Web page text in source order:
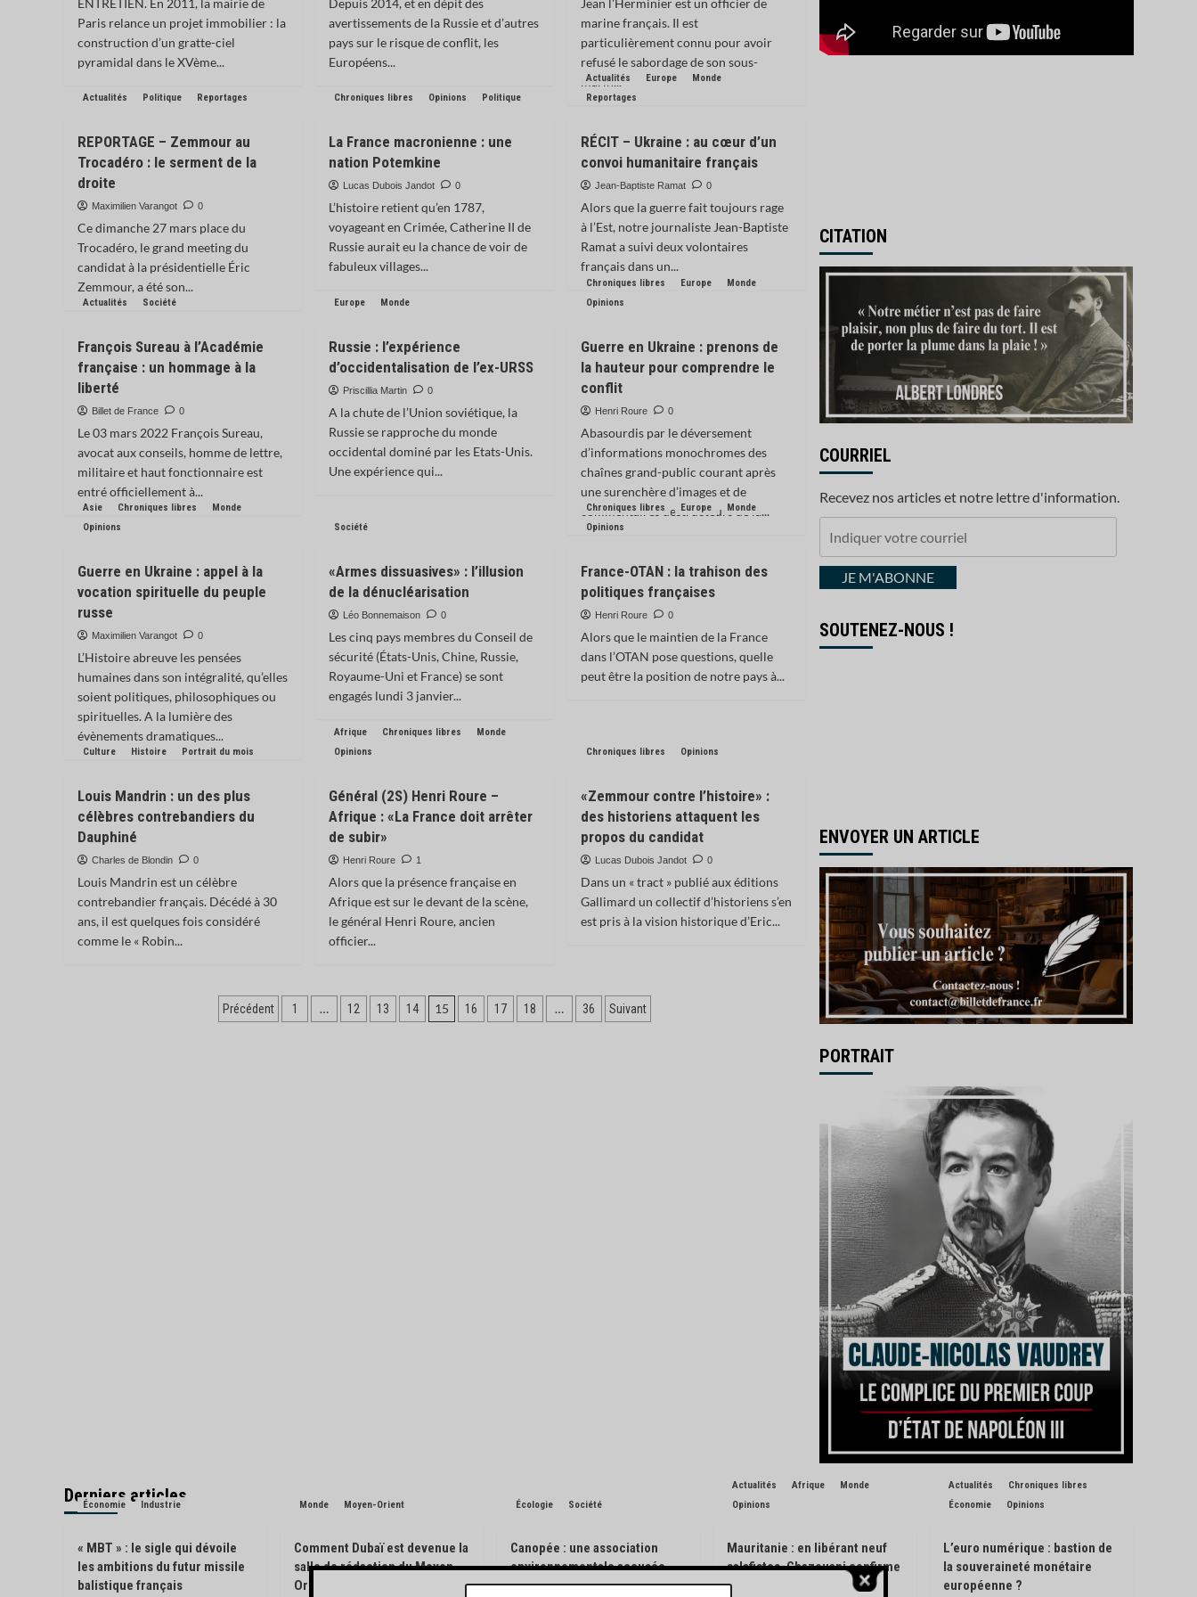
renforcer sa souveraineté
5
ENTRETIEN. En 2011, la mairie de
Paris relance un projet immobilier : la
construction d’un gratte-ciel
pyramidal dans le XVème...
Depuis 2014, et en dépit des
avertissements de la Russie et d’autres
pays sur le risque de conflit, les
Européens...
Jean l'Herminier est un officier de
marine français. Il est
particulièrement connu pour avoir
refusé le sabordage de son sous-
marin...
Actualités Politique Reportages
REPORTAGE – Zemmour au
Trocadéro : le serment de la
droite
Maximilien Varangot 0
Ce dimanche 27 mars place du
Trocadéro, le grand meeting du
candidat à la présidentielle Éric
Zemmour, a été son...
Chroniques libres Opinions Politique
La France macronienne : une
nation Potemkine
Lucas Dubois Jandot 0
L’histoire retient qu’en 1787,
voyageant en Crimée, Catherine II de
Russie aurait eu la chance de voir de
fabuleux villages...
Actualités Europe
Monde
Reportages
RÉCIT – Ukraine : au cœur d’un
convoi humanitaire français
Jean-Baptiste Ramat 0
Alors que la guerre fait toujours rage
à l’Est, notre journaliste Jean-Baptiste
Ramat a suivi deux volontaires
français dans un...
Actualités Société
François Sureau à l’Académie
française : un hommage à la
liberté
Billet de France 0
Le 03 mars 2022 François Sureau,
avocat aux conseils, homme de lettre,
militaire et haut fonctionnaire est
entré officiellement à...
Europe Monde
Russie : l’expérience
d’occidentalisation de l’ex-URSS
Priscillia Martin 0
A la chute de l’Union soviétique, la
Russie se rapproche du monde
occidental dominé par les Etats-Unis.
Une expérience qui...
Chroniques libres Europe
Monde
Opinions
Guerre en Ukraine : prenons de
la hauteur pour comprendre le
conflit
Henri Roure 0
Abasourdis par le déversement
d’informations monochromes des
chaînes grand-public courant après
une surenchère d’images et de
commentaires destructeurs de la...
Asie Chroniques libres
Monde
Opinions
Guerre en Ukraine : appel à la
vocation spirituelle du peuple
russe
Maximilien Varangot 0
L’Histoire abreuve les pensées
humaines dans son intégralité, qu’elles
soient politiques, philosophiques ou
spirituelles. A la lumière des
évènements dramatiques...
Société
«Armes dissuasives» : l’illusion
de la dénucléarisation
Léo Bonnemaison 0
Les cinq pays membres du Conseil de
sécurité (États-Unis, Chine, Russie,
Royaume-Uni et France) se sont
engagés lundi 3 janvier...
Chroniques libres Europe
Monde
Opinions
France-OTAN : la trahison des
politiques françaises
Henri Roure 0
Alors que le maintien de la France
dans l’OTAN pose questions, quelle
peut être la position de notre pays à...
Culture Histoire Portrait du mois
Louis Mandrin : un des plus
célèbres contrebandiers du
Dauphiné
Charles de Blondin 0
Louis Mandrin est un célèbre
contrebandier français. Décédé à 30
ans, il est quelques fois considéré
comme le « Robin...
Afrique Chroniques libres
Monde
Opinions
Général (2S) Henri Roure –
Afrique : «La France doit arrêter
de subir»
Henri Roure 1
Alors que la présence française en
Afrique est sur le devant de la scène,
le général Henri Roure, ancien
officier...
Chroniques libres Opinions
«Zemmour contre l’histoire» :
des historiens attaquent les
propos du candidat
Lucas Dubois Jandot 0
Dans un « tract » publié aux éditions
Gallimard un collectif d’historiens s’en
est pris à la vision historique d’Eric...
Pagination
Précédent 1 … 12 13 14 15 16 17 18 … 36 Suivant
CITATION
COURRIEL
Recevez nos articles et notre lettre d'information.
courrielJE M'ABONNE
SOUTENEZ-NOUS !
ENVOYER UN ARTICLE
PORTRAIT
Derniers articles
Économie Industrie
« MBT » : le sigle qui dévoile
les ambitions du futur missile
balistique français
Monde Moyen-Orient
Comment Dubaï est devenue la
salle de rédaction du Moyen-
Orient
Écologie Société
Canopée : une association
environnementale accusée
d’avoir pisté des engins
Actualités Afrique
Monde
Opinions
Mauritanie : en libérant neuf
salafistes, Ghazouani confirme
l’exception de son pays
Actualités
Chroniques libres
Économie
Opinions
L’euro numérique : bastion de
la souveraineté monétaire
européenne ?